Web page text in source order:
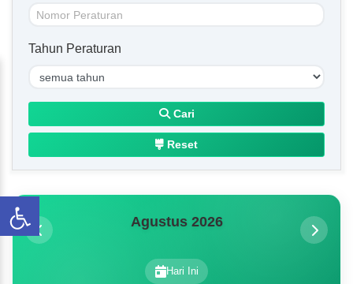
Tahun Peraturan
Cari
Reset
Agustus 2026
Hari Ini